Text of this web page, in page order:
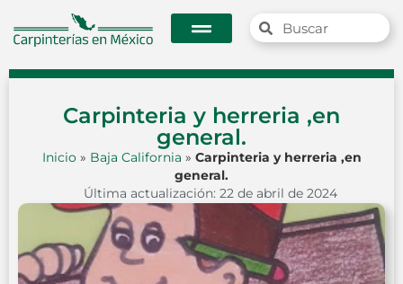
Carpinteria y herreria ,en
general.
Inicio» Baja California » Carpinteria y herreria ,en
general.
Última actualización: 22 de abril de 2024